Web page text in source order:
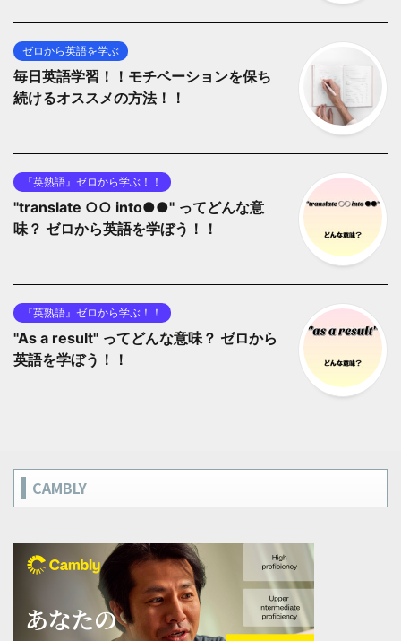
ゼロから英語を学ぶ
毎日英語学習！！モチベーションを保ち
続けるオススメの方法！！
『英熟語』ゼロから学ぶ！！
"translate ○○ into●●" ってどんな意
味？ ゼロから英語を学ぼう！！
『英熟語』ゼロから学ぶ！！
"As a result" ってどんな意味？ ゼロから
英語を学ぼう！！
CAMBLY